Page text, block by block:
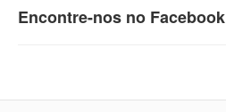
Encontre-nos no Facebook